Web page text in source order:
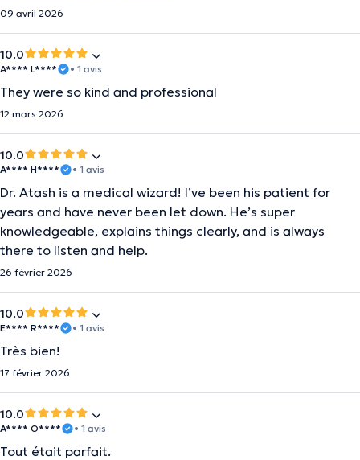
09 avril 2026
10.0
A**** L**** • 1 avis
They were so kind and professional
12 mars 2026
10.0
A**** H**** • 1 avis
Dr. Atash is a medical wizard! I’ve been his patient for
years and have never been let down. He’s super
knowledgeable, explains things clearly, and is always
there to listen and help.
26 février 2026
10.0
E**** R**** • 1 avis
Très bien!
17 février 2026
10.0
A**** O**** • 1 avis
Tout était parfait.